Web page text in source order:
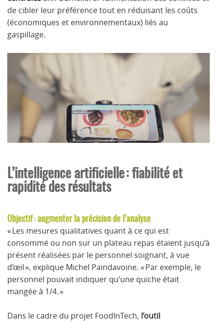
de cibler leur préférence tout en réduisant les coûts
(économiques et environnementaux) liés au
gaspillage.
L’intelligence artificielle : fiabilité et
rapidité des résultats
Objectif : augmenter la précision de l’analyse
« Les mesures qualitatives quant à ce qui est
consommé ou non sur un plateau repas étaient jusqu’à
présent réalisées par le personnel soignant, à vue
d’œil », explique Michel Paindavoine. « Par exemple, le
personnel pouvait indiquer qu’une quiche était
mangée à 1/4. »
Dans le cadre du projet FoodInTech, l’outil